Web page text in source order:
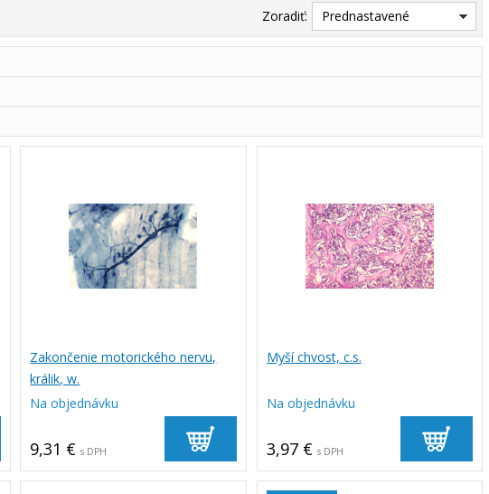
Zoradiť: Prednastavené
Zakončenie motorického nervu,
králik, w.
Na objednávku
9,31 € s DPH
Myší chvost, c.s.
Na objednávku
3,97 € s DPH